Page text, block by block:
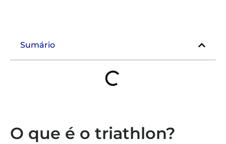
Sumário
O que é o triathlon?